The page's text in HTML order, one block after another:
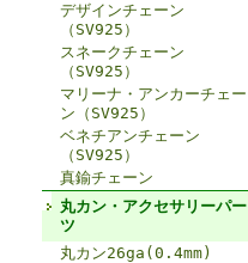
デザインチェーン
（SV925）
スネークチェーン
（SV925）
マリーナ・アンカーチェー
ン（SV925）
ベネチアンチェーン
（SV925）
真鍮チェーン
丸カン・アクセサリーパー
ツ
丸カン26ga(0.4mm)